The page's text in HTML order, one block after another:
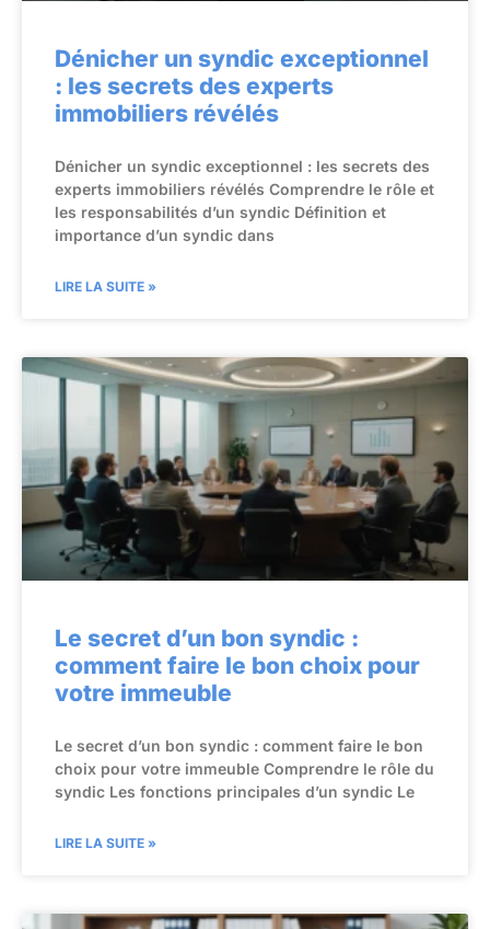
Dénicher un syndic exceptionnel
: les secrets des experts
immobiliers révélés
Dénicher un syndic exceptionnel : les secrets des
experts immobiliers révélés Comprendre le rôle et
les responsabilités d’un syndic Définition et
importance d’un syndic dans
LIRE LA SUITE »
Le secret d’un bon syndic :
comment faire le bon choix pour
votre immeuble
Le secret d’un bon syndic : comment faire le bon
choix pour votre immeuble Comprendre le rôle du
syndic Les fonctions principales d’un syndic Le
LIRE LA SUITE »